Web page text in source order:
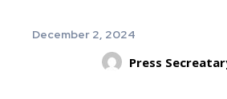
December 2, 2024
Press